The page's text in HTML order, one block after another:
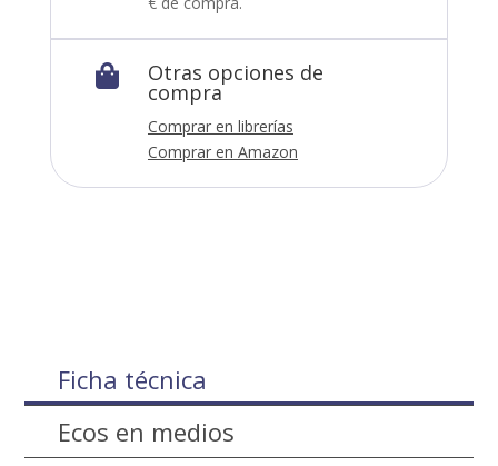
 Otras opciones de
compra
Comprar en librerías
Comprar en Amazon
Ficha técnica
Ecos en medios